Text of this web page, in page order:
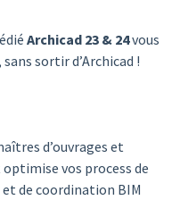
Archicad 23 & 24vous
sortir d’Archicad !
d’ouvrages et
vos process de
de coordination BIM